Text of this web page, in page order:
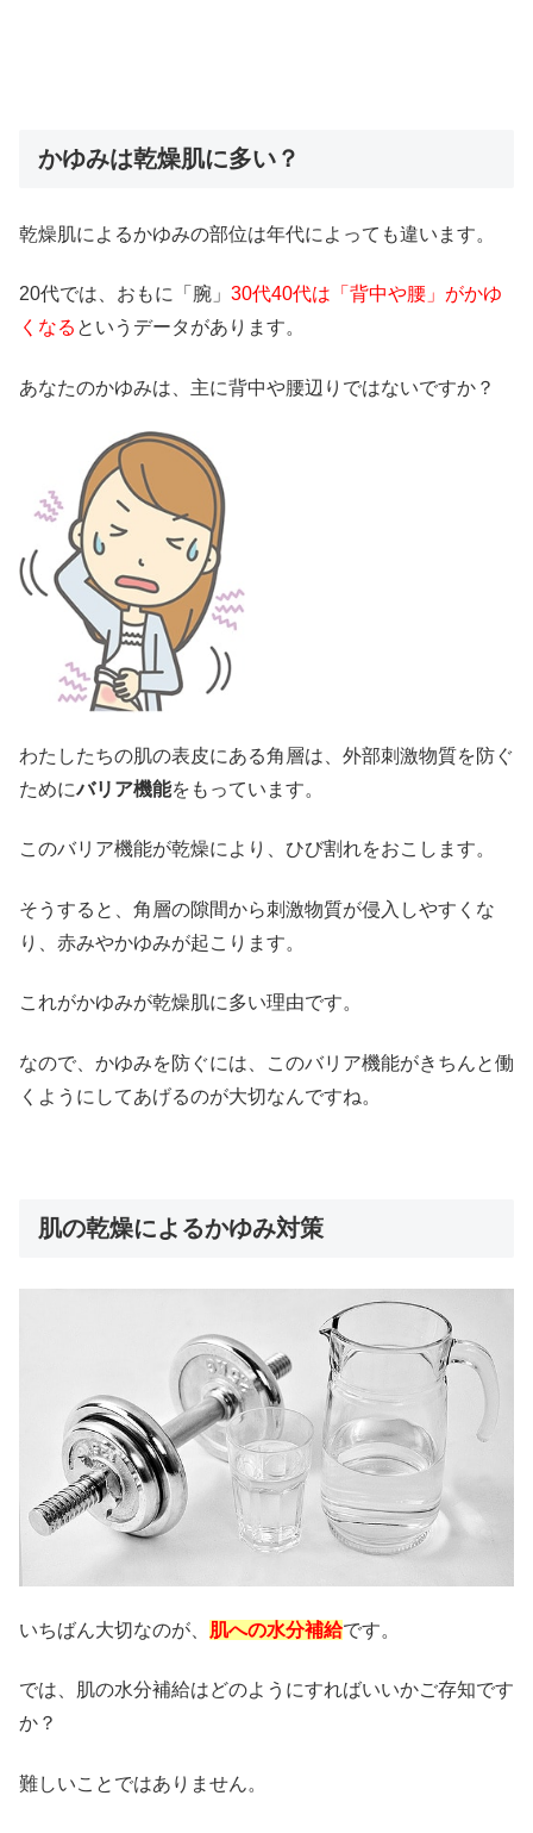
かゆみは乾燥肌に多い？
乾燥肌によるかゆみの部位は年代によっても違います。
20代では、おもに「腕」 30代40代は「背中や腰」がかゆ
くなる というデータがあります。
あなたのかゆみは、主に背中や腰辺りではないですか？
わたしたちの肌の表皮にある角層は、外部刺激物質を防ぐ
ためにバリア機能をもっています。
このバリア機能が乾燥により、ひび割れをおこします。
そうすると、角層の隙間から刺激物質が侵入しやすくな
り、赤みやかゆみが起こります。
これがかゆみが乾燥肌に多い理由です。
なので、かゆみを防ぐには、このバリア機能がきちんと働
くようにしてあげるのが大切なんですね。
肌の乾燥によるかゆみ対策
いちばん大切なのが、 肌への水分補給です。
では、肌の水分補給はどのようにすればいいかご存知です
か？
難しいことではありません。